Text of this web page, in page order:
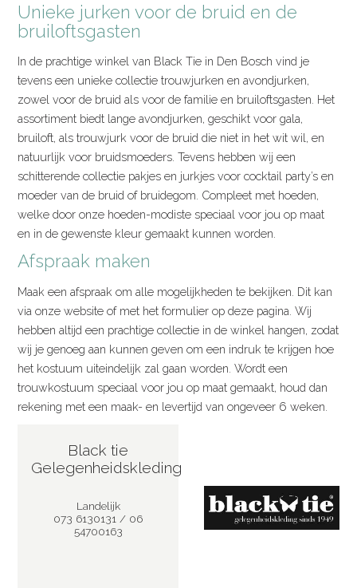
Unieke jurken voor de bruid en de
bruiloftsgasten
In de prachtige winkel van Black Tie in Den Bosch vind je
tevens een unieke collectie trouwjurken en avondjurken,
zowel voor de bruid als voor de familie en bruiloftsgasten. Het
assortiment biedt lange avondjurken, geschikt voor gala,
bruiloft, als trouwjurk voor de bruid die niet in het wit wil, en
natuurlijk voor bruidsmoeders. Tevens hebben wij een
schitterende collectie pakjes en jurkjes voor cocktail party’s en
moeder van de bruid of bruidegom. Compleet met hoeden,
welke door onze hoeden-modiste speciaal voor jou op maat
en in de gewenste kleur gemaakt kunnen worden.
Afspraak maken
Maak een afspraak om alle mogelijkheden te bekijken. Dit kan
via onze website of met het formulier op deze pagina. Wij
hebben altijd een prachtige collectie in de winkel hangen, zodat
wij je genoeg aan kunnen geven om een indruk te krijgen hoe
het kostuum uiteindelijk zal gaan worden. Wordt een
trouwkostuum speciaal voor jou op maat gemaakt, houd dan
rekening met een maak- en levertijd van ongeveer 6 weken.
Black tie
Gelegenheidskleding
Landelijk
073 6130131 / 06
54700163